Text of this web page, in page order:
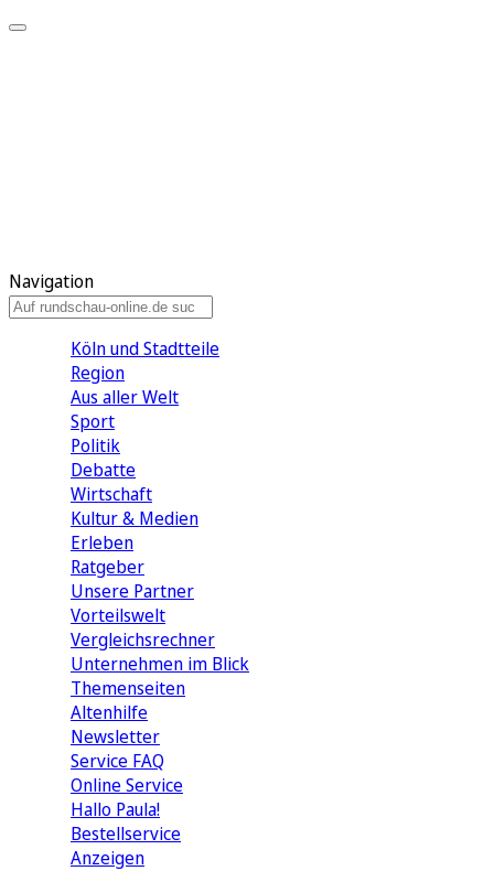
Navigation
Köln und Stadtteile
Region
Aus aller Welt
Sport
Politik
Debatte
Wirtschaft
Kultur & Medien
Erleben
Ratgeber
Unsere Partner
Vorteilswelt
Vergleichsrechner
Unternehmen im Blick
Themenseiten
Altenhilfe
Newsletter
Service FAQ
Online Service
Hallo Paula!
Bestellservice
Anzeigen